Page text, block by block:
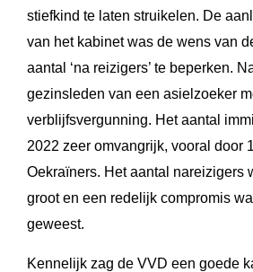
stiefkind te laten struikelen. De
van het kabinet was de wens van
aantal ‘na reizigers’ te beperken.
gezinsleden van een asielzoeker
verblijfsvergunning. Het aantal
2022 zeer omvangrijk, vooral door
Oekraïners. Het aantal nareizigers
groot en een redelijk compromis
geweest.
Kennelijk zag de VVD een goede